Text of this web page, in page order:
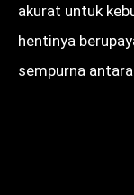
akurat untuk
hentinya
sempurna